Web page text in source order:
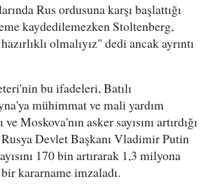
Rus ordusuna karşı başlattığı
kaydedilemezken Stoltenberg,
olmalıyız" dedi ancak ayrıntı
bu ifadeleri, Batılı
mühimmat ve mali yardım
Moskova'nın asker sayısını artırdığı
Devlet Başkanı Vladimir Putin
170 bin artırarak 1,3 milyona
kararname imzaladı.